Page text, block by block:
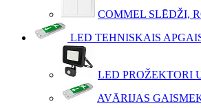
COMMEL SLĒDŽI,
LED TEHNISKAIS
LED PROŽEKTORI
AVĀRIJAS